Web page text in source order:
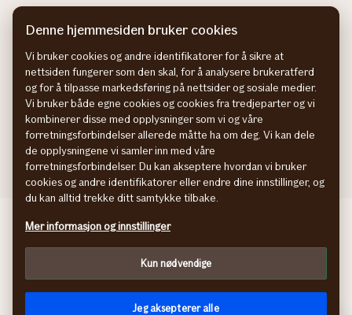
Sjekk neste EU-kontroll
Sjekk heftelser
Hvem eier bilen?
Rett feil fra FINN-annonsen
Behandling av personopplysninger
Cookies
Denne hjemmesiden bruker cookies
Vi bruker cookies og andre identifikatorer for å sikre at
nettsiden fungerer som den skal, for å analysere brukeratferd
og for å tilpasse markedsføring på nettsider og sosiale medier.
Vi bruker både egne cookies og cookies fra tredjeparter og vi
kombinerer disse med opplysninger som vi og våre
forretningsforbindelser allerede måtte ha om deg. Vi kan dele
de opplysningene vi samler inn med våre
forretningsforbindelser. Du kan akseptere hvordan vi bruker
cookies og andre identifikatorer eller endre dine innstillinger, og
du kan alltid trekke ditt samtykke tilbake.
Mer informasjon og innstillinger
Kun nødvendige
Jeg aksepterer alle